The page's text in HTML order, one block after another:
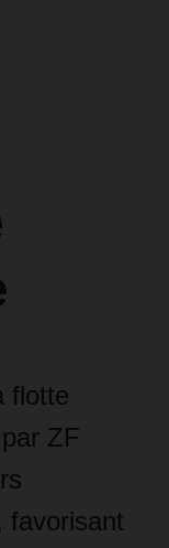
flotte
ZF
favorisant